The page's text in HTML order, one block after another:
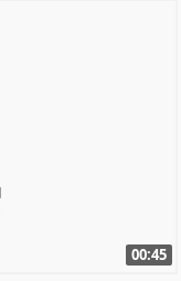
00:45